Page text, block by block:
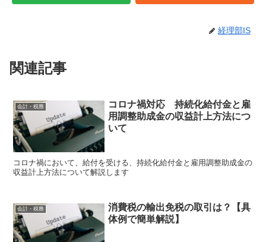
経理部IS
関連記事
会計・税務
コロナ禍対応 持続化給付金と雇
用調整助成金の収益計上方法につ
いて
コロナ禍において、給付を受ける、持続化給付金と雇用調整助成金の
収益計上方法について解説します
会計・税務
消費税の輸出免税の取引は？【具
体例で簡単解説】